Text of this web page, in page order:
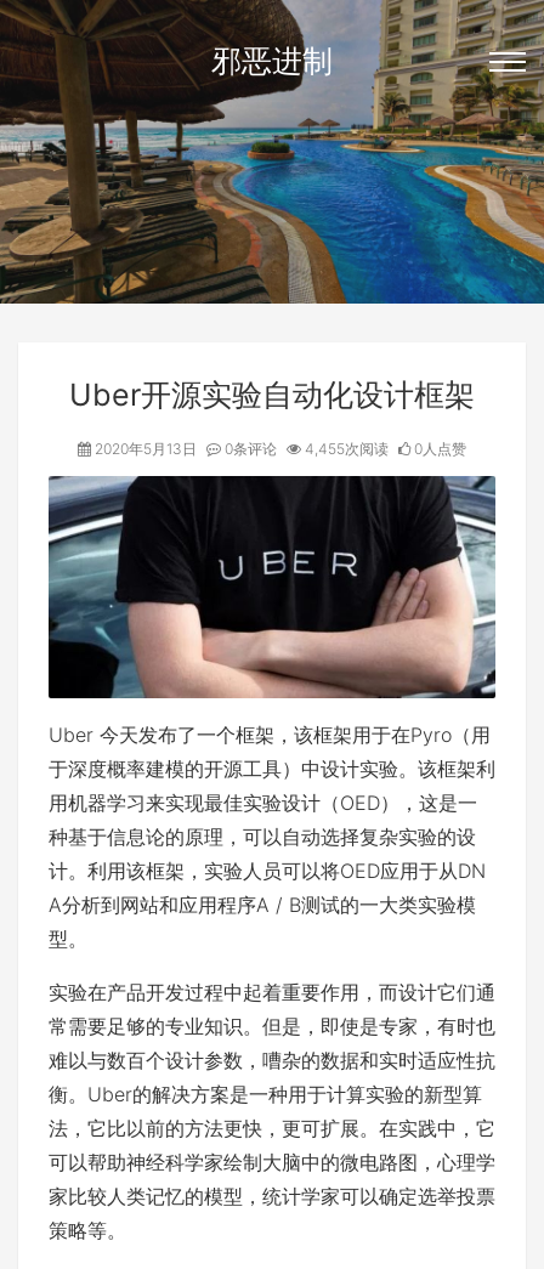
邪恶进制
Uber开源实验自动化设计框架
2020年5月13日 0条评论 4,455次阅读 0人点赞
Uber 今天发布了一个框架 ，该框架用于在Pyro（用
于深度概率建模的开源工具）中设计实验。该框架利
用机器学习来实现最佳实验设计（OED），这是一
种基于信息论的原理，可以自动选择复杂实验的设
计。利用该框架，实验人员可以将OED应用于从DN
A分析到网站和应用程序A / B测试的一大类实验模
型。
实验在产品开发过程中起着重要作用，而设计它们通
常需要足够的专业知识。但是，即使是专家，有时也
难以与数百个设计参数，嘈杂的数据和实时适应性抗
衡。Uber的解决方案是一种用于计算实验的新型算
法，它比以前的方法更快，更可扩展。在实践中，它
可以帮助神经科学家绘制大脑中的微电路图，心理学
家比较人类记忆的模型，统计学家可以确定选举投票
策略等。